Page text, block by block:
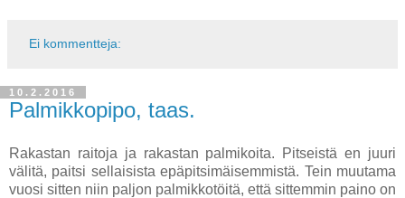
Ei kommentteja:
10.2.2016
Palmikkopipo, taas.
Rakastan raitoja ja rakastan palmikoita. Pitseistä en juuri
välitä, paitsi sellaisista epäpitsimäisemmistä. Tein muutama
vuosi sitten niin paljon palmikkotöitä, että sittemmin paino on